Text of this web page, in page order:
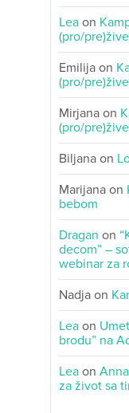
Lea on
(pro/
Emilija on
(pro/
Mirjana on
(pro/
Biljana on
Marijana on
bebom
Dragan on
decom” –
webinar za
Nadja on
Lea on
brodu” na
Lea on
za život sa